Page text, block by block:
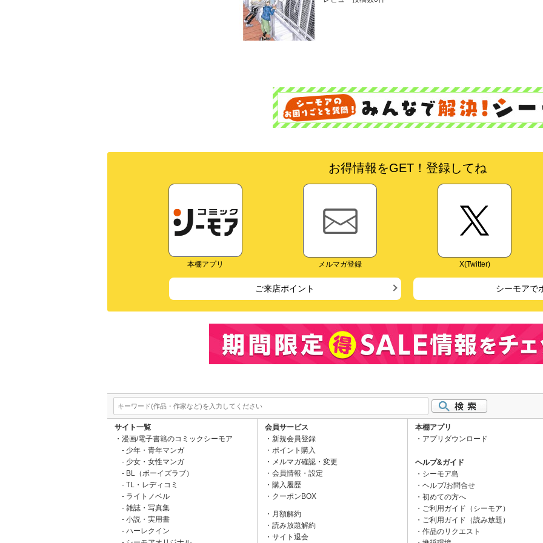
お得情報をGET！登録してね
本棚アプリ メルマガ登録 X(Twitter)
ご来店ポイント シーモアで
サイト一覧
漫画/電子書籍のコミックシーモア
少年・青年マンガ
少女・女性マンガ
BL（ボーイズラブ）
TL・レディコミ
ライトノベル
雑誌・写真集
小説・実用書
ハーレクイン
会員サービス
新規会員登録
ポイント購入
メルマガ確認・変更
会員情報・設定
購入履歴
クーポンBOX
月額解約
読み放題解約
サイト退会
本棚アプリ
アプリダウンロード
ヘルプ&ガイド
シーモア島
ヘルプ/お問合せ
初めての方へ
ご利用ガイド（シーモア）
ご利用ガイド（読み放題）
作品のリクエスト